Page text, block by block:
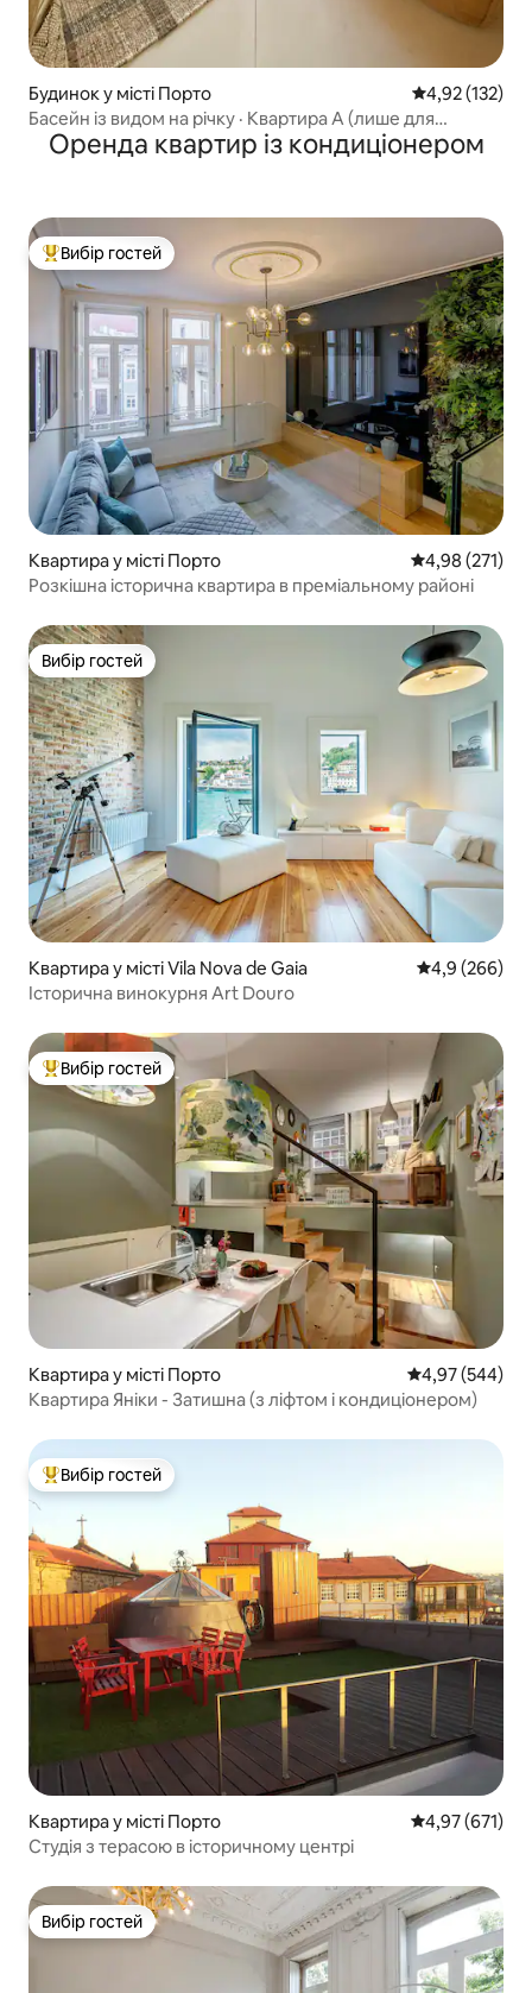
Будинок у місті Порто Середня
4,92 (132)
Басейн із видом на річку · Квартира A (лише для
дорослих)
Оренда квартир із кондиціонером
Топ вибір гостей
Вибір гостей
Квартира у місті Порто Середня
4,98 (271)
Розкішна історична квартира в преміальному районі
Вибір гостей
Вибір гостей
Квартира у місті Vila Nova de Gaia Середня
4,9 (266)
Історична винокурня Art Douro
Топ вибір гостей
Вибір гостей
Квартира у місті Порто Середня
4,97 (544)
Квартира Яніки - Затишна (з ліфтом і кондиціонером)
Топ вибір гостей
Вибір гостей
Квартира у місті Порто Середня
4,97 (671)
Студія з терасою в історичному центрі
Вибір гостей
Вибір гостей